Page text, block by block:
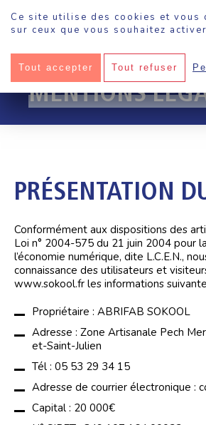
Ce site utilise des cookies et vous
sur ceux que vous souhaitez activer
Tout accepter Tout refuser
Mentions légales
MENTIONS
PRÉSENTATION
Conformément aux dispositions des
Loi n° 2004-575 du 21 juin 2004 pour
l’économie numérique, dite L.C.E.N.,
connaissance des utilisateurs et
www.sokool.fr les informations
Propriétaire : ABRIFAB SOKOOL
Adresse : Zone Artisanale Pech
et-Saint-Julien
Tél : 05 53 29 34 15
Adresse de courrier électronique :
Capital : 20 000€